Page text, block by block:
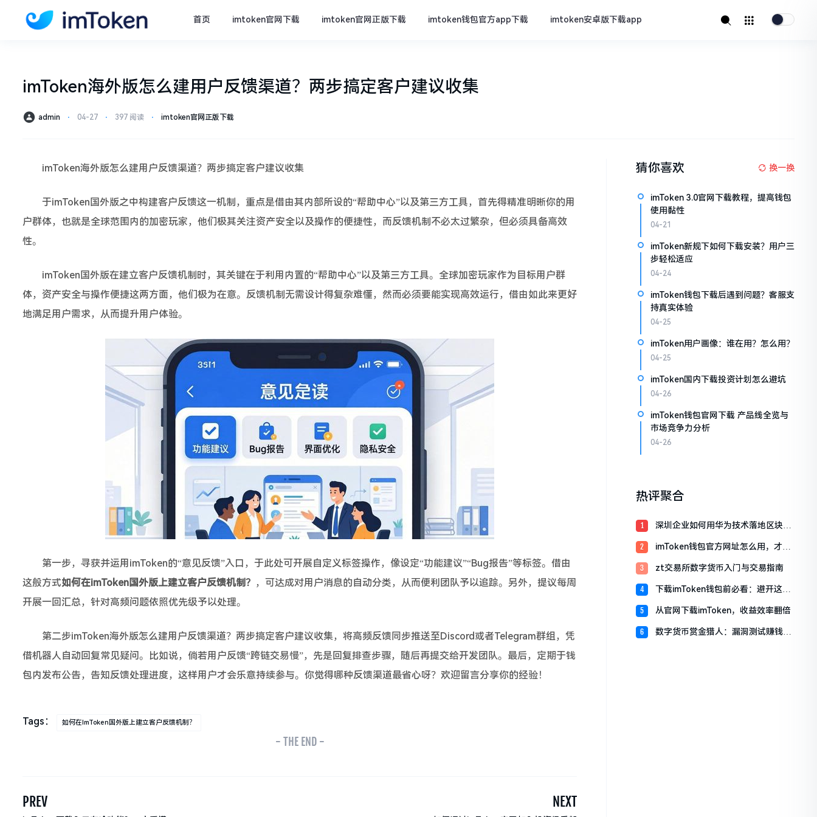
首页 imtoken官网下载 imtoken官网正版下载 imtoken钱包官方app下载 imtoken安卓版下载app
imToken海外版怎么建用户反馈渠道？两步搞定客户建议收集
admin ⋅ 04-27 ⋅ 397 阅读 ⋅ imtoken官网正版下载
imToken海外版怎么建用户反馈渠道？两步搞定客户建议收集
于imToken国外版之中构建客户反馈这一机制，重点是借由其内部所设的“帮助中心”以及第三方工具，首先得精准明晰你的用
户群体，也就是全球范围内的加密玩家，他们极其关注资产安全以及操作的便捷性，而反馈机制不必太过繁杂，但必须具备高效
性。
imToken国外版在建立客户反馈机制时，其关键在于利用内置的“帮助中心”以及第三方工具。全球加密玩家作为目标用户群
体，资产安全与操作便捷这两方面，他们极为在意。反馈机制无需设计得复杂难懂，然而必须要能实现高效运行，借由如此来更好
地满足用户需求，从而提升用户体验。
第一步，寻获并运用imToken的“意见反馈”入口，于此处可开展自定义标签操作，像设定“功能建议”“Bug报告”等标签。借由
这般方式如何在imToken国外版上建立客户反馈机制？ ，可达成对用户消息的自动分类，从而便利团队予以追踪。另外，提议每周
开展一回汇总，针对高频问题依照优先级予以处理。
第二步imToken海外版怎么建用户反馈渠道？两步搞定客户建议收集，将高频反馈同步推送至Discord或者Telegram群组，凭
借机器人自动回复常见疑问。比如说，倘若用户反馈“跨链交易慢”，先是回复排查步骤，随后再提交给开发团队。最后，定期于钱
包内发布公告，告知反馈处理进度，这样用户才会乐意持续参与。你觉得哪种反馈渠道最省心呀？欢迎留言分享你的经验！
Tags： 如何在imToken国外版上建立客户反馈机制？
- THE END -
PREV NEXT
猜你喜欢 换一换
imToken 3.0官网下载教程，提高钱包
使用黏性
04-21
imToken新规下如何下载安装？用户三
步轻松适应
04-24
imToken钱包下载后遇到问题？客服支
持真实体验
04-25
imToken用户画像：谁在用？怎么用？
04-25
imToken国内下载投资计划怎么避坑
04-26
imToken钱包官网下载 产品线全览与
市场竞争力分析
04-26
热评聚合
1
深圳企业如何用华为技术落地区块
2
imToken钱包官方网址怎么用，才能
3 zt交易所数字货币入门与交易指南
4
下载imToken钱包前必看：避开这三
5 从官网下载imToken，收益效率翻倍
6
数字货币赏金猎人：漏洞测试赚钱全